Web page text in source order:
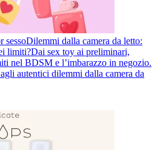
sessoDilemmi dalla camera da letto:
limiti?Dai sex toy ai preliminari,
nel BDSM e l’imbarazzo in negozio.
autentici dilemmi dalla camera da